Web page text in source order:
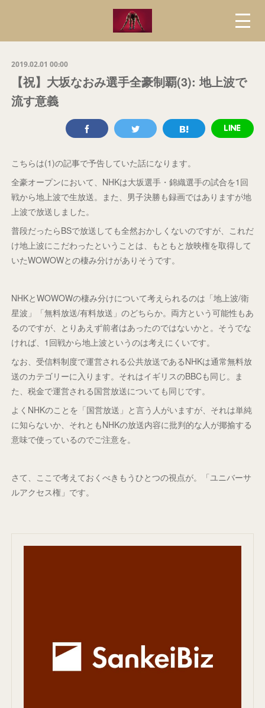
2019.02.01 00:00
【祝】大坂なおみ選手全豪制覇(3): 地上波で
流す意義
こちらは(1)の記事で予告していた話になります。
全豪オープンにおいて、NHKは大坂選手・錦織選手の試合を1回
戦から地上波で生放送。また、男子決勝も録画ではありますが地
上波で放送しました。
普段だったらBSで放送しても全然おかしくないのですが、これだ
け地上波にこだわったということは、もともと放映権を取得して
いたWOWOWとの棲み分けがありそうです。
NHKとWOWOWの棲み分けについて考えられるのは「地上波/衛
星波」「無料放送/有料放送」のどちらか。両方という可能性もあ
るのですが、とりあえず前者はあったのではないかと。そうでな
ければ、1回戦から地上波というのは考えにくいです。
なお、受信料制度で運営される公共放送であるNHKは通常無料放
送のカテゴリーに入ります。それはイギリスのBBCも同じ。ま
た、税金で運営される国営放送についても同じです。
よくNHKのことを「国営放送」と言う人がいますが、それは単純
に知らないか、それともNHKの放送内容に批判的な人が揶揄する
意味で使っているのでご注意を。
さて、ここで考えておくべきもうひとつの視点が。「ユニバーサ
ルアクセス権」です。